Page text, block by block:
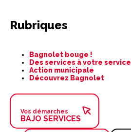
Rubriques
contenu
Bagnolet bouge !
Des services à votre service
Action municipale
Découvrez Bagnolet
Vos démarches
BAJO SERVICES